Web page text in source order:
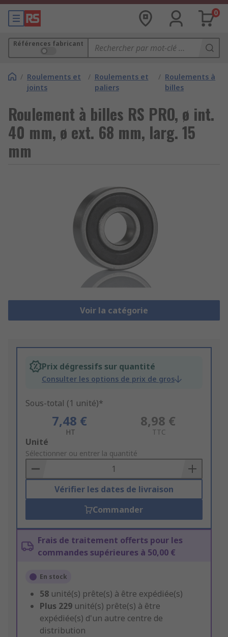
0
Références fabricant
/ Roulements et
joints
/ Roulements et
paliers
/ Roulements à
billes
Roulement à billes RS PRO, ø int.
40 mm, ø ext. 68 mm, larg. 15
mm
Voir la catégorie
Prix dégressifs sur quantité
Consulter les options de prix de gros
Sous-total (1 unité)*
7,48 €
HT
8,98 €
TTC
Add
to
Basket
Unité
Sélectionner ou entrer la quantité
Vérifier les dates de livraison
Commander
Frais de traitement offerts pour les
commandes supérieures à 50,00 €
En stock
58 unité(s) prête(s) à être expédiée(s)
Plus 229 unité(s) prête(s) à être
expédiée(s) d'un autre centre de
distribution